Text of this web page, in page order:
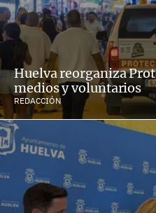
Huelva reorganiza
medios y voluntarios
REDACCIÓN